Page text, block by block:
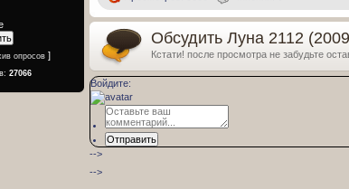
Обсудить Луна 2112
Кстати! после просмотра не забудьте
Войдите:
Отправить
-->
-->
опросов ]
27066